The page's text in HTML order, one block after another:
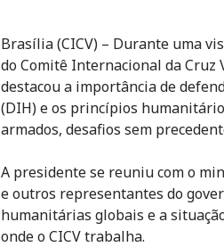
Brasília (CICV) – Durante uma
do Comitê Internacional da Cruz
destacou a importância de
(DIH) e os princípios
armados, desafios sem
A presidente se reuniu com o
e outros representantes do
humanitárias globais e a
onde o CICV trabalha.